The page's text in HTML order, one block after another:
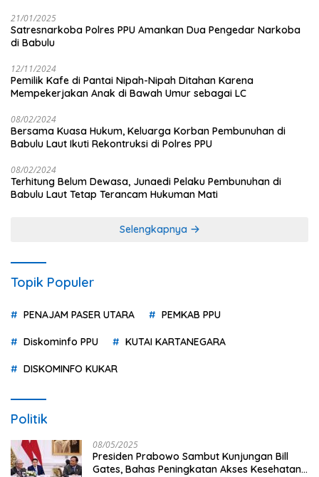
21/01/2025
Satresnarkoba Polres PPU Amankan Dua Pengedar Narkoba
di Babulu
12/11/2024
Pemilik Kafe di Pantai Nipah-Nipah Ditahan Karena
Mempekerjakan Anak di Bawah Umur sebagai LC
08/02/2024
Bersama Kuasa Hukum, Keluarga Korban Pembunuhan di
Babulu Laut Ikuti Rekontruksi di Polres PPU
08/02/2024
Terhitung Belum Dewasa, Junaedi Pelaku Pembunuhan di
Babulu Laut Tetap Terancam Hukuman Mati
Selengkapnya
Topik Populer
PENAJAM PASER UTARA PEMKAB PPU
Diskominfo PPU KUTAI KARTANEGARA
DISKOMINFO KUKAR
Politik
08/05/2025
Presiden Prabowo Sambut Kunjungan Bill
Gates, Bahas Peningkatan Akses Kesehatan